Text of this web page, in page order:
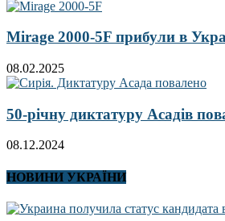
Mirage 2000-5F прибули в
08.02.2025
50-річну диктатуру Асадів
08.12.2024
НОВИНИ УКРАЇНИ